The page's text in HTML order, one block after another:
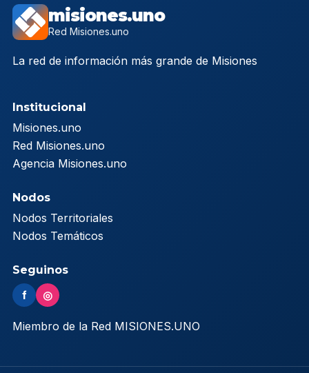
misiones.uno
Red Misiones.uno
La red de información más grande de Misiones
Institucional
Misiones.uno
Red Misiones.uno
Agencia Misiones.uno
Nodos
Nodos Territoriales
Nodos Temáticos
Seguinos
f ◎
Miembro de la Red MISIONES.UNO